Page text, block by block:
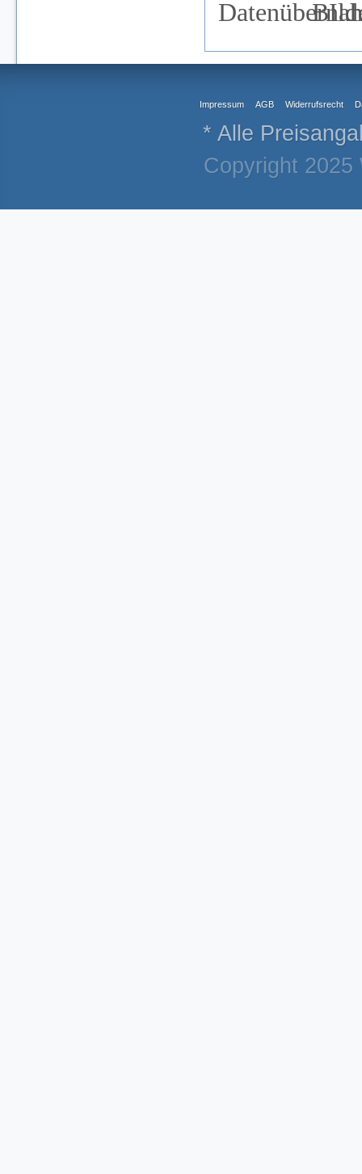
Impressum AGB Widerrufsrecht
* Alle
Copyright 2025